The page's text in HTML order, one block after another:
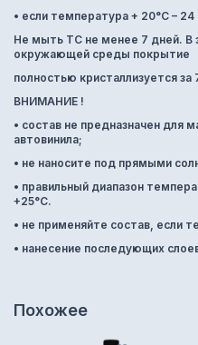
• если температура + 20°C – 24
Не мыть ТС не менее 7 дней. В
окружающей среды покрытие
полностью кристаллизуется за
ВНИМАНИЕ !
• состав не предназначен для
автовинила;
• не наносите под прямыми
• правильный диапазон
+25°C.
• не применяйте состав, если
• нанесение последующих
Похожее